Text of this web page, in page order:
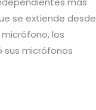
se extiende desde
los
sus micrófonos